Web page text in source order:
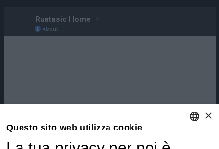
×
Questo sito web utilizza cookie